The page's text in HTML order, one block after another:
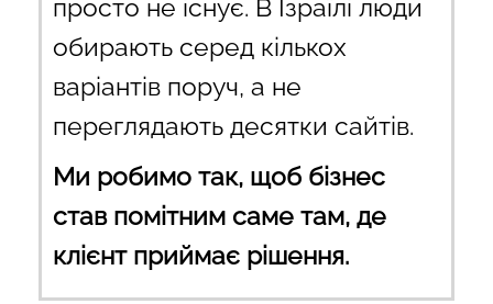
просто не існує. В Ізраїлі люди
обирають серед кількох
варіантів поруч, а не
переглядають десятки сайтів.
Ми робимо так, щоб бізнес
став помітним саме там, де
клієнт приймає рішення.